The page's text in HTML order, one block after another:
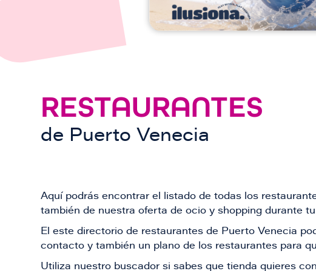
RESTAURANTES
de Puerto Venecia
Aquí podrás encontrar el listado de todas los
también de nuestra oferta de ocio y shopping durante
El este directorio de restaurantes de Puerto Venecia
contacto y también un plano de los restaurantes para
Utiliza nuestro buscador si sabes que tienda quieres